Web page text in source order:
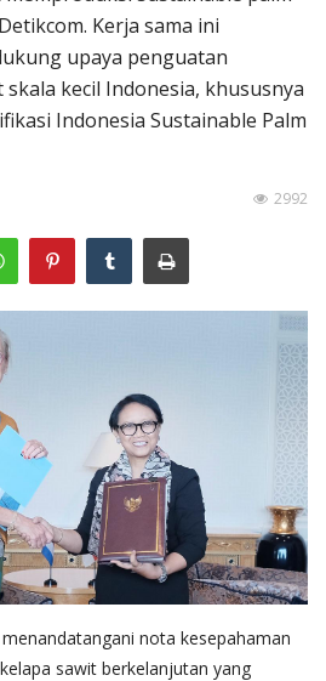
Kerja sama ini
upaya penguatan
kecil Indonesia, khususnya
Indonesia Sustainable Palm
2992
nota kesepahaman
sawit berkelanjutan yang